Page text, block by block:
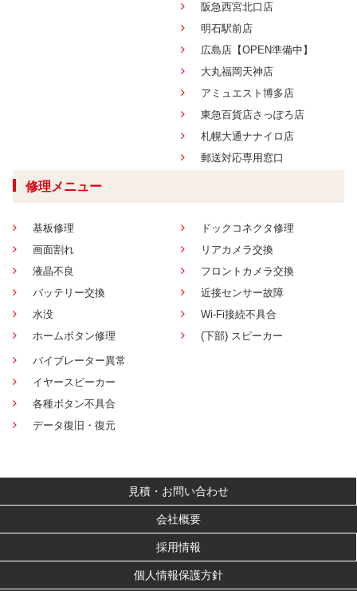
阪急西宮北口店
明石駅前店
広島店【OPEN準備中】
大丸福岡天神店
アミュエスト博多店
東急百貨店さっぽろ店
札幌大通ナナイロ店
郵送対応専用窓口
修理メニュー
基板修理
画面割れ
液晶不良
バッテリー交換
水没
ホームボタン修理
ドックコネクタ修理
リアカメラ交換
フロントカメラ交換
近接センサー故障
Wi-Fi接続不具合
(下部) スピーカー
バイブレーター異常
イヤースピーカー
各種ボタン不具合
データ復旧・復元
見積・お問い合わせ
会社概要
採用情報
個人情報保護方針